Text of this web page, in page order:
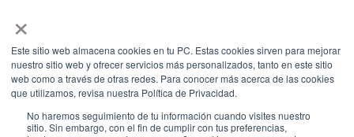
×
Este sitio web almacena cookies en tu PC. Estas cookies sirven para mejorar
nuestro sitio web y ofrecer servicios más personalizados, tanto en este sitio
web como a través de otras redes. Para conocer más acerca de las cookies
que utilizamos, revisa nuestra Política de Privacidad.
No haremos seguimiento de tu información cuando visites nuestro
sitio. Sin embargo, con el fin de cumplir con tus preferencias,
Kate Gross
Marketing & graphic design assistant at
Fixthephoto